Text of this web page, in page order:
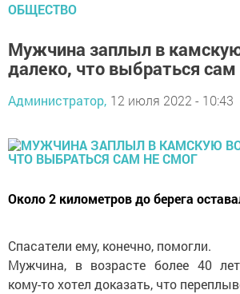
ОБЩЕСТВО
Мужчина заплыл в
далеко, что выбраться сам
Администратор, 12 июля 2022 - 10:43
Около 2 километров до берега
Спасатели ему, конечно, помогли.
Мужчина, в возрасте более 40
кому-то хотел доказать, что